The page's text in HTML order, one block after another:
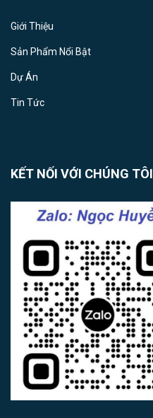
Giới Thiệu
Sản Phẩm Nổi Bật
Dự Án
Tin Tức
KẾT NỐI VỚI CHÚNG TÔI